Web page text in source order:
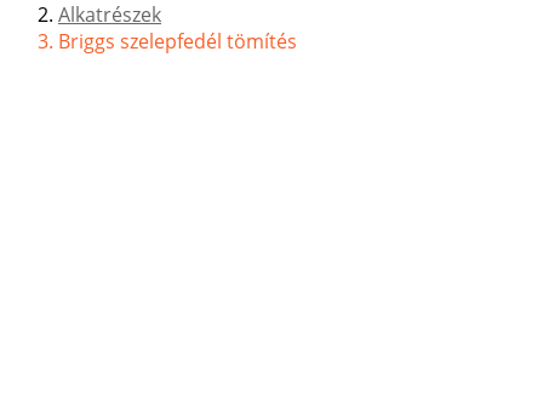
Alkatrészek
Briggs szelepfedél tömítés